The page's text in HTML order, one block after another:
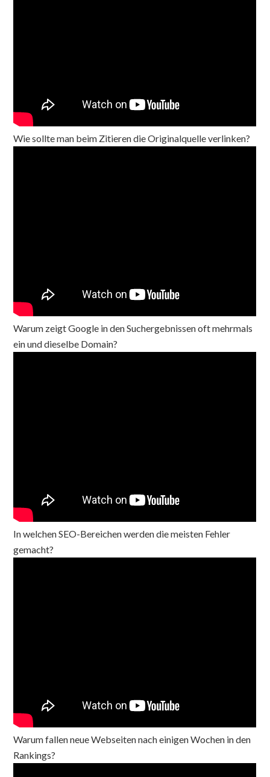
Wie sollte man beim Zitieren die Originalquelle verlinken?
Warum zeigt Google in den Suchergebnissen oft mehrmals
ein und dieselbe Domain?
In welchen SEO-Bereichen werden die meisten Fehler
gemacht?
Warum fallen neue Webseiten nach einigen Wochen in den
Rankings?